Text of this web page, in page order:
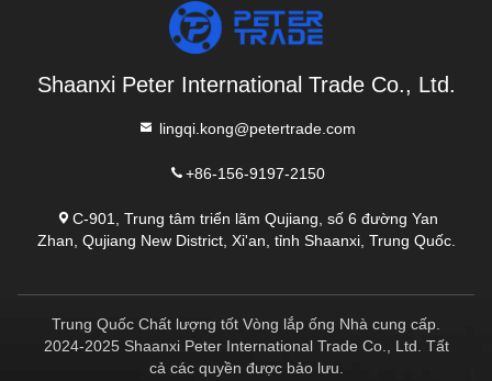
Shaanxi Peter International Trade Co., Ltd.
lingqi.kong@petertrade.com
+86-156-9197-2150
C-901, Trung tâm triển lãm Qujiang, số 6 đường Yan
Zhan, Qujiang New District, Xi'an, tỉnh Shaanxi, Trung Quốc.
Trung Quốc Chất lượng tốt Vòng lắp ống Nhà cung cấp.
2024-2025 Shaanxi Peter International Trade Co., Ltd. Tất
cả các quyền được bảo lưu.